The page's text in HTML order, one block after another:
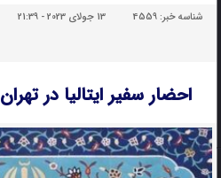
شناسه خبر:4559 13 جولای 2023 - 21:39
احضار سفیر ایتالیا در